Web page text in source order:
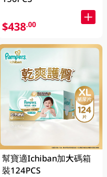
$438.00
幫寶適Ichiban加大碼箱
裝124PCS